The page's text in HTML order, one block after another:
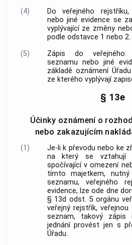
(4)
Do veřejného
nebo jiné evidence se
vyplývající ze změny
podle odstavce 1 nebo 2.
(5)
Zápis do veřejného
seznamu nebo jiné
základě oznámení
ze kterého vyplývají
§ 13e
Účinky oznámení o
nebo zakazujícím
(1)
Je-li k převodu nebo ke
na který se vztahují
spočívající v omezení
tímto majetkem,
seznamu, veřejného
evidence, lze ode dne
§ 13d odst. 5 orgánu
veřejný rejstřík,
seznam, takový zápis
jednání provést jen s
Úřadu.